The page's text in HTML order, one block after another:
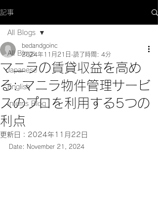
記事
All Blogs
Japanese
English
Interns Blog
All Blogs
マニラの賃貸収益を高め
る: マニラ物件管理サービ
スのプロを利用する5つの
利点
bedandgoinc
2024年11月21日 読了時間: 4分
更新日： 2024年11月22日
Date: November 21, 2024